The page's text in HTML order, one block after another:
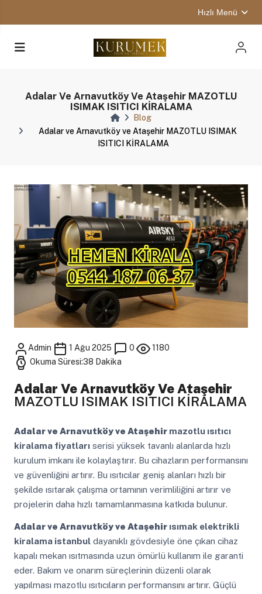
Hızlı Menü
Adalar Ve Arnavutköy Ve Ataşehir MAZOTLU
ISIMAK ISITICI KİRALAMA
Blog
Adalar ve Arnavutköy ve Ataşehir MAZOTLU ISIMAK
ISITICI KİRALAMA
Admin 1 Ağu 2025 0
1180
Okuma Süresi:38 Dakika
Adalar Ve Arnavutköy Ve Ataşehir
MAZOTLU ISIMAK ISITICI KİRALAMA
Adalar ve Arnavutköy ve Ataşehirmazotlu ısıtıcı
kiralama fiyatlarıserisi yüksek tavanlı alanlarda hızlı
kurulum imkanı ile kolaylaştırır. Bu cihazların performansını
ve güvenliğini artırır. Bu ısıtıcılar geniş alanları hızlı bir
şekilde ısıtarak çalışma ortamının verimliliğini artırır ve
projelerin daha hızlı tamamlanmasına katkıda bulunur.
Adalar ve Arnavutköy ve Ataşehirısımak elektrikli
kiralama istanbuldayanıklı gövdesiyle öne çıkan cihaz
kapalı mekan ısıtmasında uzun ömürlü kullanım ile garanti
eder. Bakım ve onarım süreçlerinin düzenli olarak
yapılması mazotlu ısıtıcıların performansını artırır. Güçlü